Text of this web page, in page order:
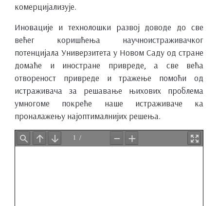
комерцијализује.
Иновације и технолошки развој доводе до све
већег коришћења научноистраживачког
потенцијала Универзитета у Новом Саду од стране
домаће и иностране привреде, а све већа
отвореност привреде и тражење помоћи од
истраживача за решавање њихових проблема
умногоме покреће наше истраживаче ка
проналажењу најоптималнијих решења.